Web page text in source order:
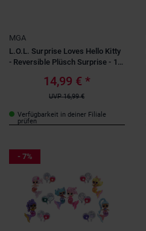
MGA
L.O.L. Surprise Loves Hello Kitty
- Reversible Plüsch Surprise - 1
14,99 € *
UVP 16,99 €
Verfügbarkeit in deiner Filiale
prüfen
- 7%